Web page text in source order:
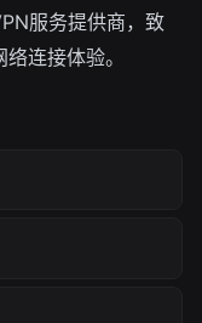
服务提供商，致
连接体验。